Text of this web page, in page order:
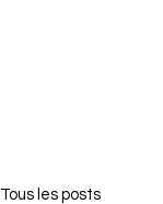
Tous les posts